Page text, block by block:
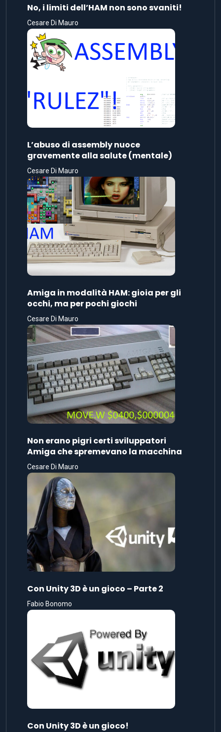
No, i limiti dell’HAM non sono svaniti!
Cesare Di Mauro
L’abuso di assembly nuoce
gravemente alla salute (mentale)
Cesare Di Mauro
Amiga in modalità HAM: gioia per gli
occhi, ma per pochi giochi
Cesare Di Mauro
Non erano pigri certi sviluppatori
Amiga che spremevano la macchina
Cesare Di Mauro
Con Unity 3D è un gioco – Parte 2
Fabio Bonomo
Con Unity 3D è un gioco!